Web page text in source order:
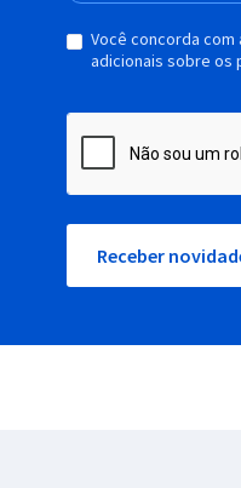
Você concorda
adicionais sobre os
Receber